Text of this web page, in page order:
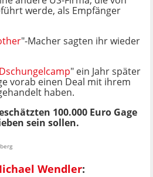
werde, als Empfänger
"-Macher sagten ihr wieder
Dschungelcamp" ein Jahr später
vorab einen Deal mit ihrem
haben.
100.000 Euro Gage
sein sollen.
Wendler: